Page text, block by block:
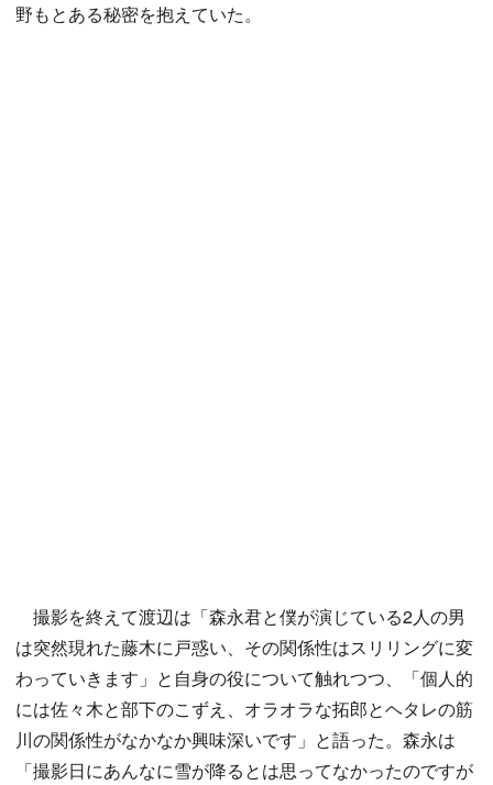
野もとある秘密を抱えていた。
撮影を終えて渡辺は「森永君と僕が演じている2人の男
は突然現れた藤木に戸惑い、その関係性はスリリングに変
わっていきます」と自身の役について触れつつ、「個人的
には佐々木と部下のこずえ、オラオラな拓郎とヘタレの筋
川の関係性がなかなか興味深いです」と語った。森永は
「撮影日にあんなに雪が降るとは思ってなかったのですが